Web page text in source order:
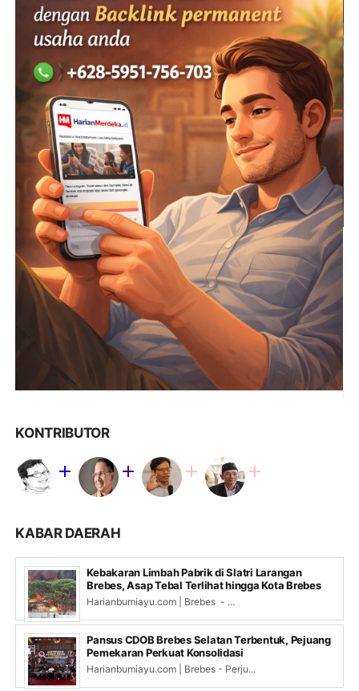
KONTRIBUTOR
KABAR DAERAH
Kebakaran Limbah Pabrik di Slatri Larangan
Brebes, Asap Tebal Terlihat hingga Kota Brebes
Harianbumiayu.com | Brebes - ...
Pansus CDOB Brebes Selatan Terbentuk, Pejuang
Pemekaran Perkuat Konsolidasi
Harianbumiayu.com | Brebes - Perju...